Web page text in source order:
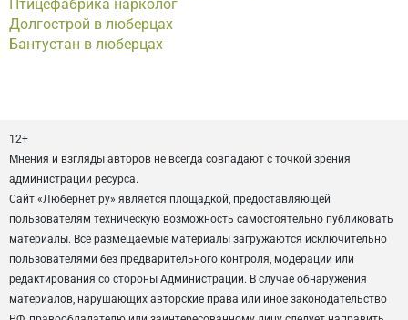
Птицефабрика нарколог
Долгострой в люберцах
Бантустан в люберцах
12+
Мнения и взгляды авторов не всегда совпадают с точкой зрения
администрации ресурса.
Сайт «Любернет.ру» является площадкой, предоставляющей
пользователям техническую возможность самостоятельно публиковать
материалы. Все размещаемые материалы загружаются исключительно
пользователями без предварительного контроля, модерации или
редактирования со стороны Администрации. В случае обнаружения
материалов, нарушающих авторские права или иное законодательство